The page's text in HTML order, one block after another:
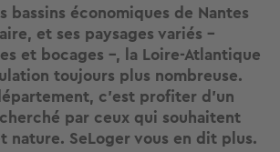
bassins économiques de Nantes
et ses paysages variés –
et bocages –, la Loire-Atlantique
toujours plus nombreuse.
c’est profiter d’un
par ceux qui souhaitent
nature. SeLoger vous en dit plus.